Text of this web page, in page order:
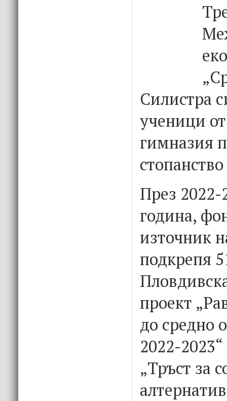
Силистра
ученици
гимназия
През 2022-
година,
източник
подкрепя
проект
до средно
2022-
„Тръст за